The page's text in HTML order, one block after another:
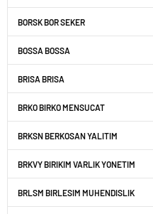
BORSK BOR SEKER
BOSSA BOSSA
BRISA BRISA
BRKO BIRKO MENSUCAT
BRKSN BERKOSAN YALITIM
BRKVY BIRIKIM VARLIK YONETIM
BRLSM BIRLESIM MUHENDISLIK